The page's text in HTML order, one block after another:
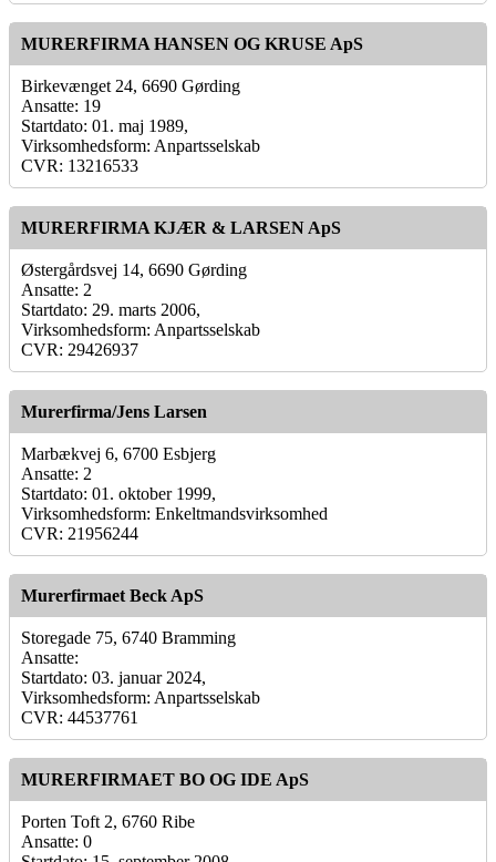
MURERFIRMA HANSEN OG KRUSE ApS
Birkevænget 24, 6690 Gørding
Ansatte: 19
Startdato: 01. maj 1989,
Virksomhedsform: Anpartsselskab
CVR: 13216533
MURERFIRMA KJÆR & LARSEN ApS
Østergårdsvej 14, 6690 Gørding
Ansatte: 2
Startdato: 29. marts 2006,
Virksomhedsform: Anpartsselskab
CVR: 29426937
Murerfirma/Jens Larsen
Marbækvej 6, 6700 Esbjerg
Ansatte: 2
Startdato: 01. oktober 1999,
Virksomhedsform: Enkeltmandsvirksomhed
CVR: 21956244
Murerfirmaet Beck ApS
Storegade 75, 6740 Bramming
Ansatte:
Startdato: 03. januar 2024,
Virksomhedsform: Anpartsselskab
CVR: 44537761
MURERFIRMAET BO OG IDE ApS
Porten Toft 2, 6760 Ribe
Ansatte: 0